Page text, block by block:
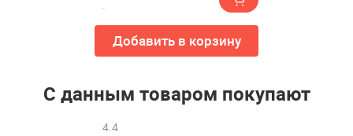
Добавить в корзину
С данным товаром покупают
4.4